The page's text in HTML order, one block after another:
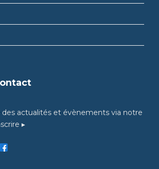
actualités et évènements via notre
▸